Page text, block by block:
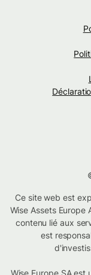
Ce site web est
Wise Assets Europe
contenu lié aux
est